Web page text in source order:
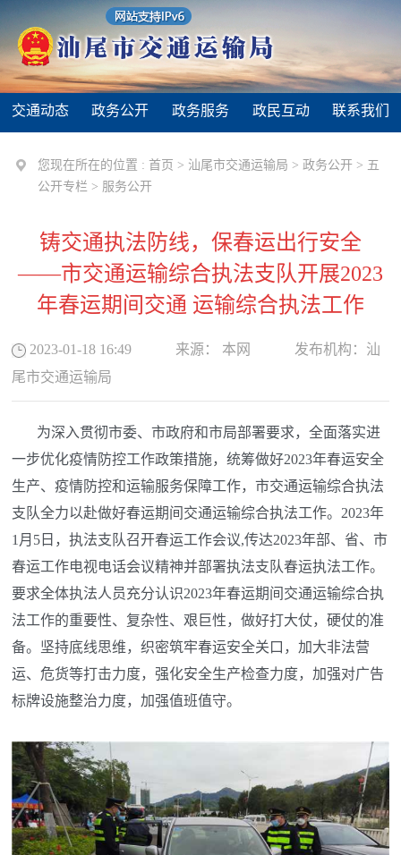
交通动态 政务公开 政务服务 政民互动 联系我们
您现在所在的位置 : 首页 > 汕尾市交通运输局 >政务公开 > 五
公开专栏 > 服务公开
铸交通执法防线，保春运出行安全
——市交通运输综合执法支队开展2023
年春运期间交通 运输综合执法工作
2023-01-18 16:49 来源： 本网 发布机构： 汕
尾市交通运输局
为深入贯彻市委、市政府和市局部署要求，全面落实进
一步优化疫情防控工作政策措施，统筹做好2023年春运安全
生产、疫情防控和运输服务保障工作，市交通运输综合执法
支队全力以赴做好春运期间交通运输综合执法工作。2023年
1月5日，执法支队召开春运工作会议,传达2023年部、省、市
春运工作电视电话会议精神并部署执法支队春运执法工作。
要求全体执法人员充分认识2023年春运期间交通运输综合执
法工作的重要性、复杂性、艰巨性，做好打大仗，硬仗的准
备。坚持底线思维，织密筑牢春运安全关口，加大非法营
运、危货等打击力度，强化安全生产检查力度，加强对广告
标牌设施整治力度，加强值班值守。